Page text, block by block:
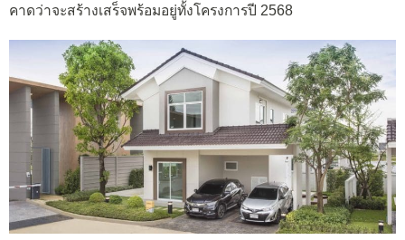
คาดว่าจะสร้างเสร็จพร้อมอยู่ทั้งโครงการปี 2568